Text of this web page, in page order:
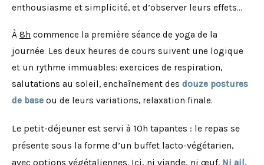
enthousiasme et simplicité, et d’observer leurs effets…
À 8h commence la première séance de yoga de la
journée. Les deux heures de cours suivent une logique
et un rythme immuables: exercices de respiration,
salutations au soleil, enchaînement des douze postures
de base ou de leurs variations, relaxation finale.
Le petit-déjeuner est servi à 10h tapantes : le repas se
présente sous la forme d’un buffet lacto-végétarien,
avec options végétaliennes. Ici, ni viande, ni œuf. Ni ail,